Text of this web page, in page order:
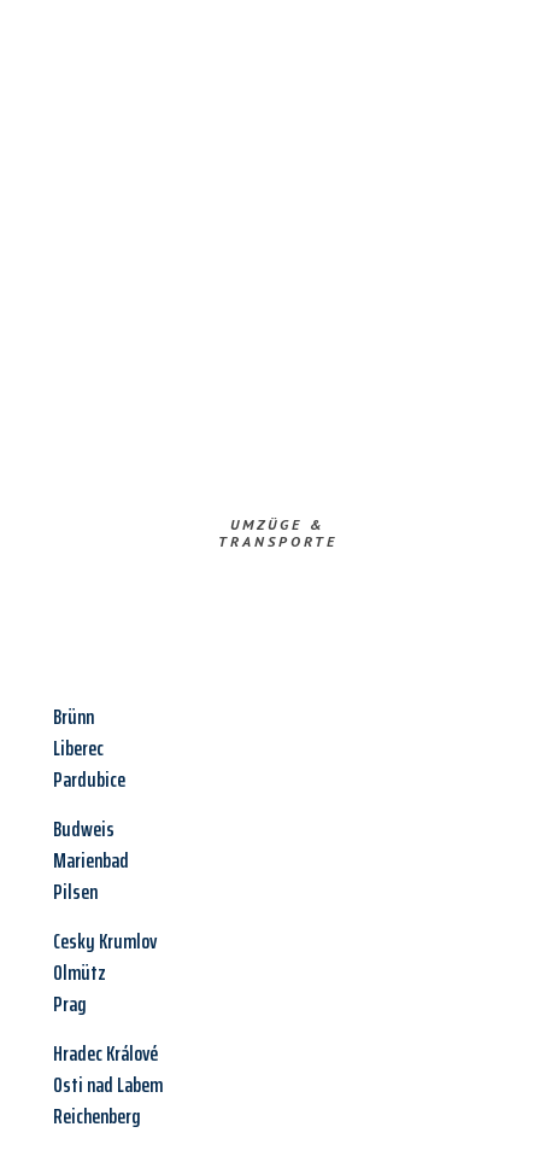
UMZÜGE &
TRANSPORTE
Brünn
Liberec
Pardubice
Budweis
Marienbad
Pilsen
Cesky Krumlov
Olmütz
Prag
Hradec Králové
Osti nad Labem
Reichenberg